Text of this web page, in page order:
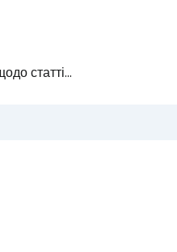
статті...